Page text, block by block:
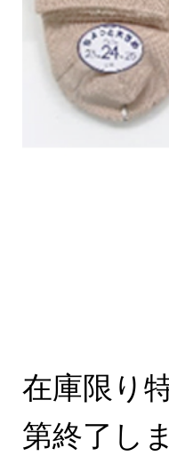
在庫限り
第終了し